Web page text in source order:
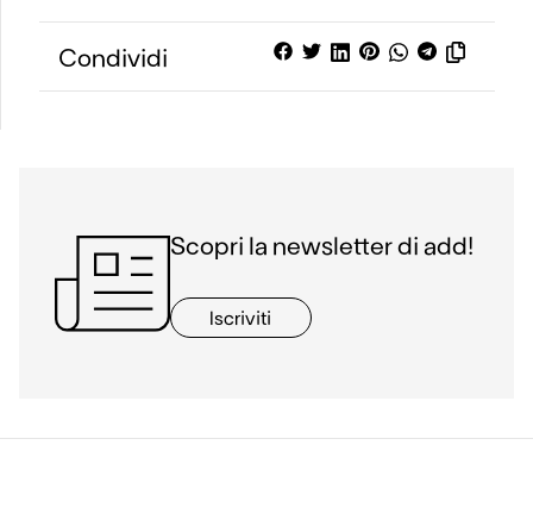
Condividi
Scopri la newsletter di add!
Iscriviti